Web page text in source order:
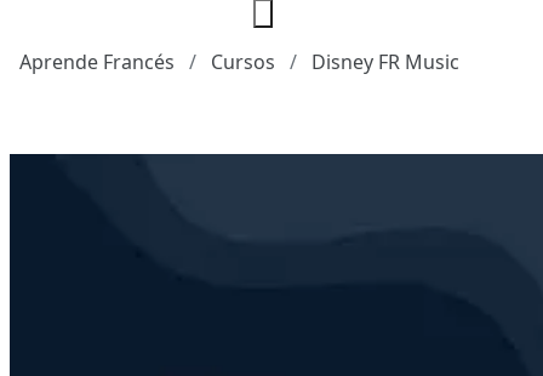
Aprende Francés Cursos Disney FR Music